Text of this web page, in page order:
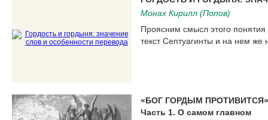
Монах Кирилл (Попов)
Проясним смысл этого
текст Септуагинты и на нем же
«БОГ ГОРДЫМ
Часть 1. О самом главном